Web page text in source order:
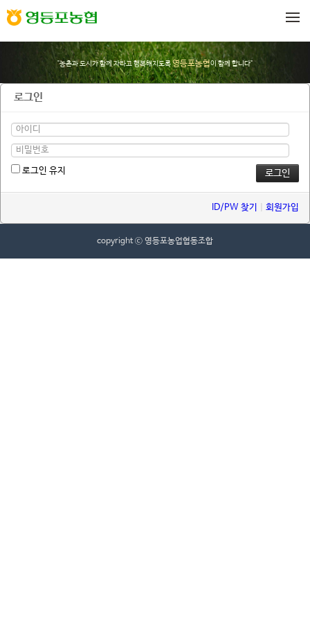
"농촌과 도시가 함께 자라고 행복해지도록영등포농협이 함께 합니다"
로그인
로그인 유지
ID/PW 찾기 회원가입
copyright ⓒ 영등포농업협동조합